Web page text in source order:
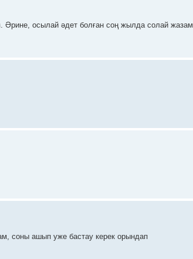
осылай әдет болған соң жылда солай жазам
соны ашып уже бастау керек орындап